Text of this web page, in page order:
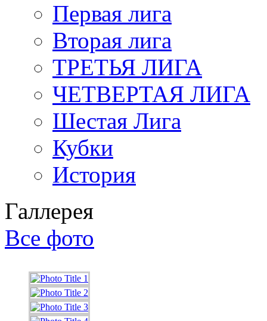
Первая лига
Вторая лига
ТРЕТЬЯ ЛИГА
ЧЕТВЕРТАЯ ЛИГА
Шестая Лига
Кубки
История
Галлерея
Все фото